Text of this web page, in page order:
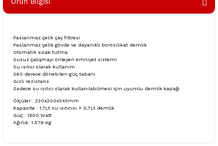
Paslanmaz çelik çay filtresi
Paslanmaz çelik gövde ve dayanıklı borosilikat demlik
Otomatik sıcak tutma
Susuz çalışmayı önleyen emniyet sistemi
Su ısıtıcı olarak kullanım
360 derece dönebilen güç tabanı
Gizli rezistans
Sadece su ısıtıcı olarak kullanılabilmesi için uyumlu demlik kapağı
Ölçüler: 230x200x345mm
Kapasite : 1,7Lt su ısıtıcısı + 0,7Lt demlik
Güç : 1650 Watt
Ağırlık: 1.578 Kg